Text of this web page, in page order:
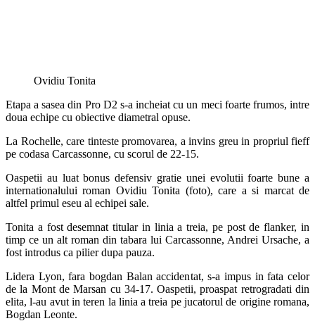
Ovidiu Tonita
Etapa a sasea din Pro D2 s-a incheiat cu un meci foarte frumos, intre
doua echipe cu obiective diametral opuse.
La Rochelle, care tinteste promovarea, a invins greu in propriul fieff
pe codasa Carcassonne, cu scorul de 22-15.
Oaspetii au luat bonus defensiv gratie unei evolutii foarte bune a
internationalului roman Ovidiu Tonita (foto), care a si marcat de
altfel primul eseu al echipei sale.
Tonita a fost desemnat titular in linia a treia, pe post de flanker, in
timp ce un alt roman din tabara lui Carcassonne, Andrei Ursache, a
fost introdus ca pilier dupa pauza.
Lidera Lyon, fara bogdan Balan accidentat, s-a impus in fata celor
de la Mont de Marsan cu 34-17. Oaspetii, proaspat retrogradati din
elita, l-au avut in teren la linia a treia pe jucatorul de origine romana,
Bogdan Leonte.